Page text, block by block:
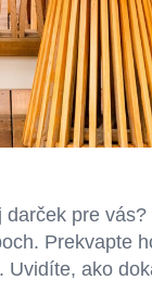
pre
Prekvapte
ako